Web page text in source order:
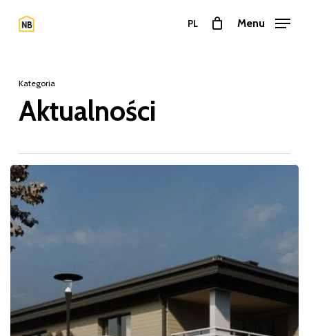
PL Menu
Kategoria
Aktualności